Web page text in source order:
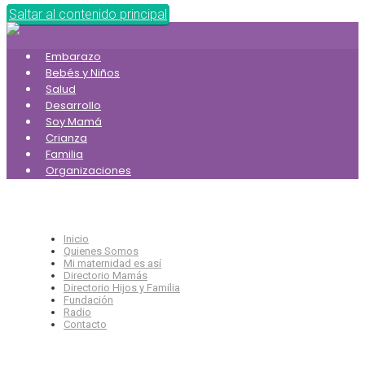
Saltar al contenido principal
Embarazo
Bebés y Niños
Salud
Desarrollo
Soy Mamá
Crianza
Familia
Organizaciones
Inicio
Quienes Somos
Mi maternidad es así
Directorio Mamás
Directorio Hijos y Familia
Fundación
Radio
Contacto